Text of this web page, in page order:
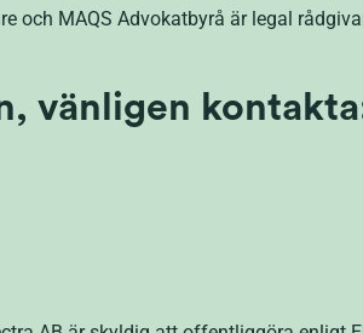
och MAQS Advokatbyrå är legal
vänligen